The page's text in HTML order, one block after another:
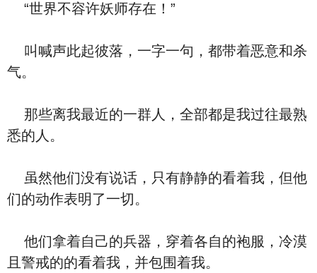
“世界不容许妖师存在！”
叫喊声此起彼落，一字一句，都带着恶意和杀
气。
那些离我最近的一群人，全部都是我过往最熟
悉的人。
虽然他们没有说话，只有静静的看着我，但他
们的动作表明了一切。
他们拿着自己的兵器，穿着各自的袍服，冷漠
且警戒的的看着我，并包围着我。